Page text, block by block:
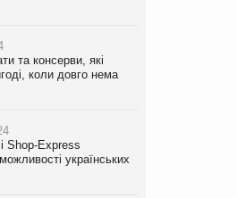
та консерви, які
коли довго нема
Shop-Express
українських